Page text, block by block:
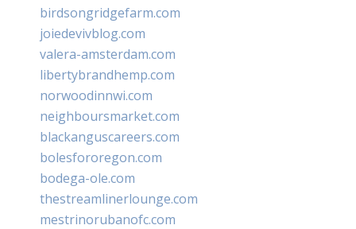
birdsongridgefarm.com
joiedevivblog.com
valera-amsterdam.com
libertybrandhemp.com
norwoodinnwi.com
neighboursmarket.com
blackanguscareers.com
bolesfororegon.com
bodega-ole.com
thestreamlinerlounge.com
mestrinorubanofc.com